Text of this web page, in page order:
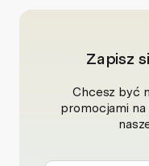
Zapisz
Chcesz być
promocjami na